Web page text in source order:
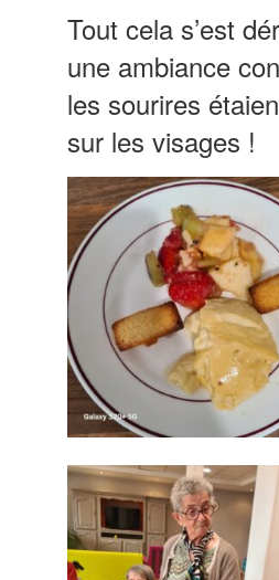
Tout cela s’est
une ambiance
les sourires
sur les visages !